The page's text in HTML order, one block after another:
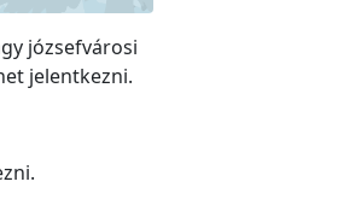
józsefvárosi
jelentkezni.